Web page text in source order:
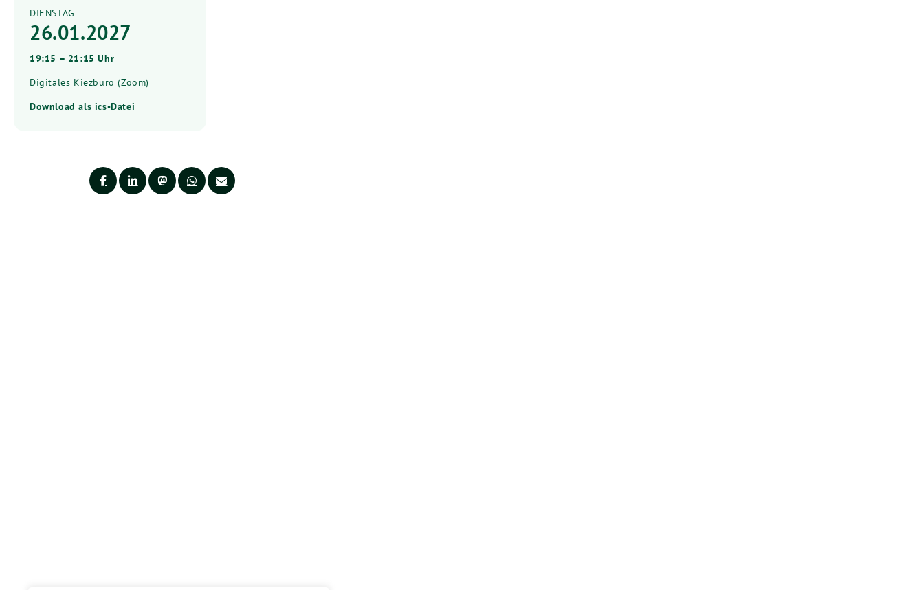
DIENSTAG
26.01.2027
19:15 – 21:15 Uhr
Digitales Kiezbüro (Zoom)
Download als ics-Datei